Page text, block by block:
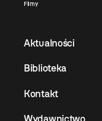
Filmy
Aktualności
Biblioteka
Kontakt